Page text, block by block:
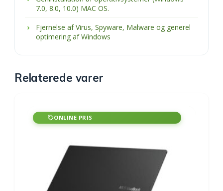
7.0, 8.0, 10.0) MAC OS.
Fjernelse af Virus, Spyware, Malware og generel
optimering af Windows
Relaterede varer
ONLINE PRIS